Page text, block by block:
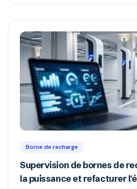
Borne de recharge
Supervision de bornes de
la puissance et refacturer